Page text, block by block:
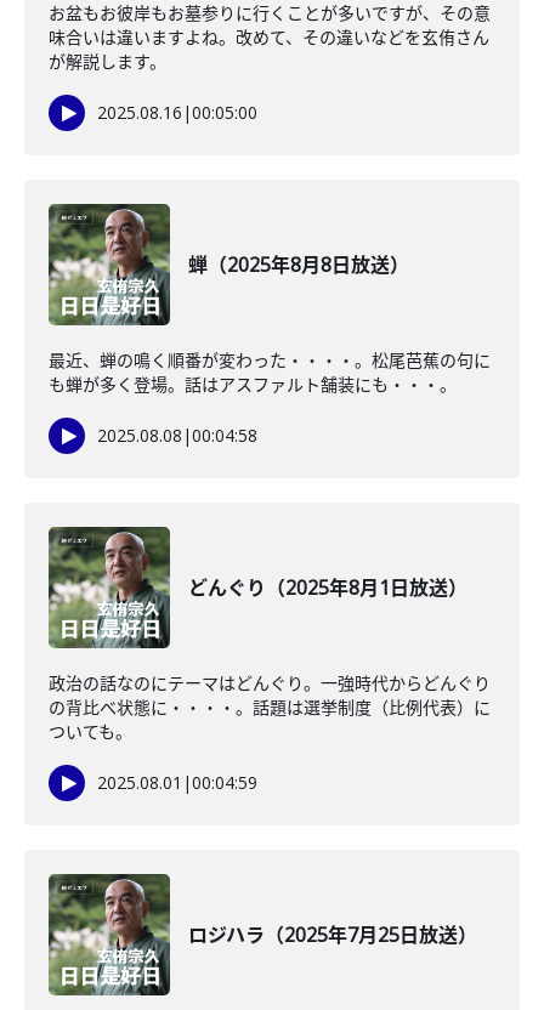
お盆もお彼岸もお墓参りに行くことが多いですが、その意
味合いは違いますよね。改めて、その違いなどを玄侑さん
が解説します。
2025.08.16 |00:05:00
蝉（2025年8月8日放送）
最近、蝉の鳴く順番が変わった・・・・。松尾芭蕉の句に
も蝉が多く登場。話はアスファルト舗装にも・・・。
2025.08.08 |00:04:58
どんぐり（2025年8月1日放送）
政治の話なのにテーマはどんぐり。一強時代からどんぐり
の背比べ状態に・・・・。話題は選挙制度（比例代表）に
ついても。
2025.08.01 |00:04:59
ロジハラ（2025年7月25日放送）